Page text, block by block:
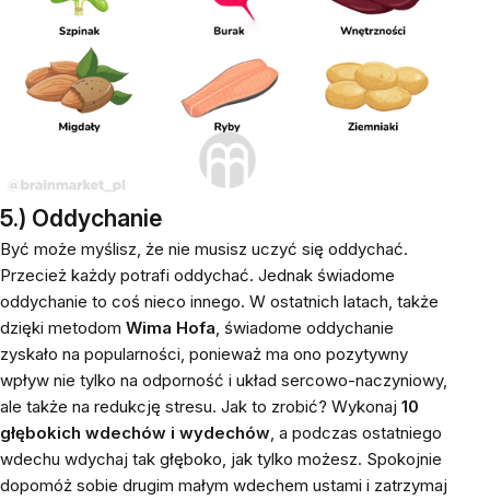
5.) Oddychanie
Być może myślisz, że nie musisz uczyć się oddychać.
Przecież każdy potrafi oddychać. Jednak świadome
oddychanie to coś nieco innego. W ostatnich latach, także
dzięki metodom Wima Hofa, świadome oddychanie
zyskało na popularności, ponieważ ma ono pozytywny
wpływ nie tylko na odporność i układ sercowo-naczyniowy,
ale także na redukcję stresu. Jak to zrobić? Wykonaj 10
głębokich wdechów i wydechów, a podczas ostatniego
wdechu wdychaj tak głęboko, jak tylko możesz. Spokojnie
dopomóż sobie drugim małym wdechem ustami i zatrzymaj